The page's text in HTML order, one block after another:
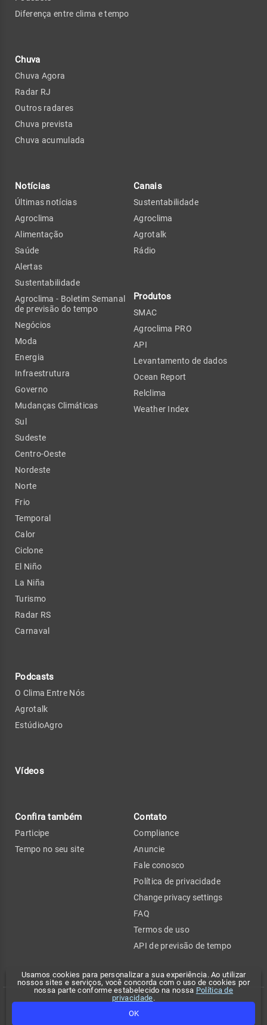
Usamos cookies para personalizar a sua experiência. Ao utilizar
nossos sites e serviços, você concorda com o uso de cookies por
nossa parte conforme estabelecido na nossa Política de
privacidade.
OK
Diferença entre clima e tempo
Chuva
Chuva Agora
Radar RJ
Outros radares
Chuva prevista
Chuva acumulada
Notícias
Últimas notícias
Agroclima
Alimentação
Saúde
Alertas
Sustentabilidade
Agroclima - Boletim Semanal
de previsão do tempo
Negócios
Moda
Energia
Infraestrutura
Governo
Mudanças Climáticas
Sul
Sudeste
Centro-Oeste
Nordeste
Norte
Frio
Temporal
Calor
Ciclone
El Niño
La Niña
Turismo
Radar RS
Carnaval
Podcasts
O Clima Entre Nós
Agrotalk
EstúdioAgro
Vídeos
Canais
Sustentabilidade
Agroclima
Agrotalk
Rádio
Produtos
SMAC
Agroclima PRO
API
Levantamento de dados
Ocean Report
Relclima
Weather Index
Confira também
Participe
Tempo no seu site
Contato
Compliance
Anuncie
Fale conosco
Política de privacidade
Change privacy settings
FAQ
Termos de uso
API de previsão de tempo
Copyright 2026 - Climatempo. Todos os direitos reservados.